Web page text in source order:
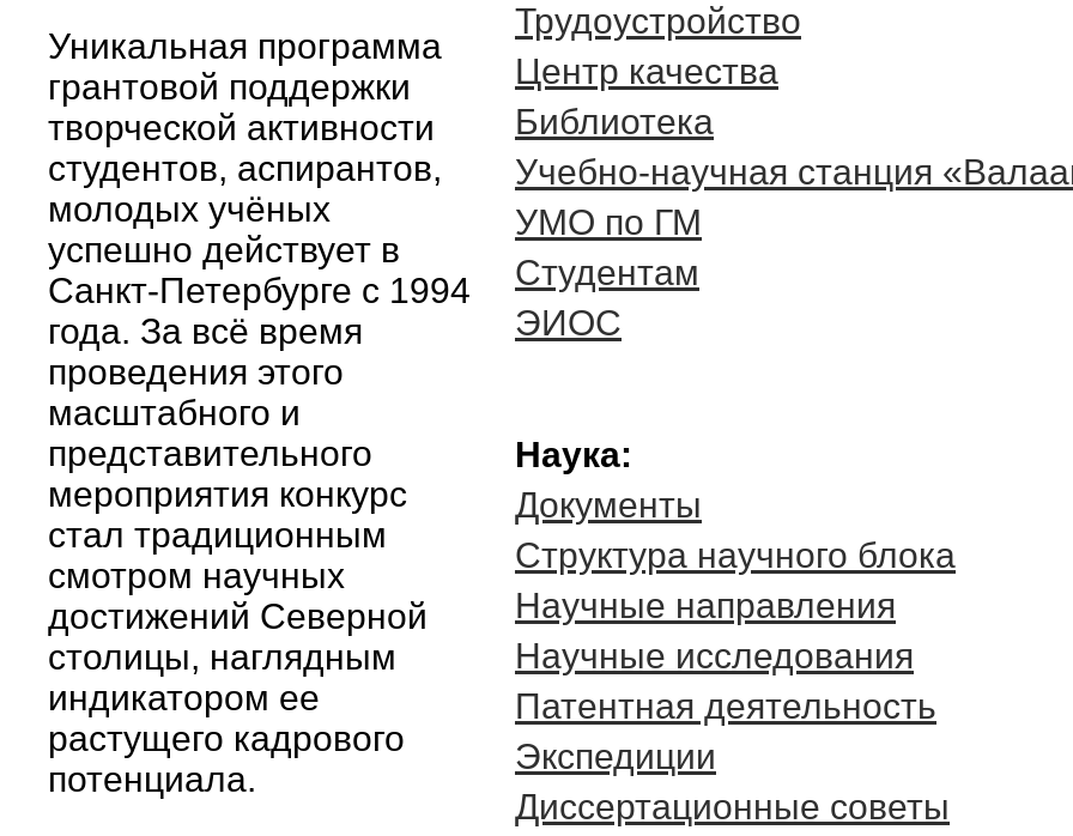
Уникальная программа
грантовой поддержки
творческой активности
студентов, аспирантов,
молодых учёных
успешно действует в
Санкт-Петербурге с 1994
года. За всё время
проведения этого
масштабного и
представительного
мероприятия конкурс
стал традиционным
смотром научных
достижений Северной
столицы, наглядным
индикатором ее
растущего кадрового
потенциала.
Трудоустройство
Центр качества
Библиотека
Учебно-научная станция
УМО по ГМ
Студентам
ЭИОС
Наука:
Документы
Cтруктура научного блока
Научные направления
Научные исследования
Патентная деятельность
Экспедиции
Диссертационные советы